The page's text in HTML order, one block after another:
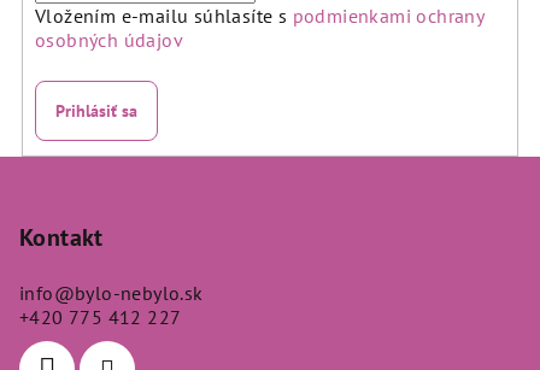
Vložením e-mailu súhlasíte s podmienkami ochrany
osobných údajov
Prihlásiť sa
Kontakt
info@bylo-nebylo.sk
+420 775 412 227